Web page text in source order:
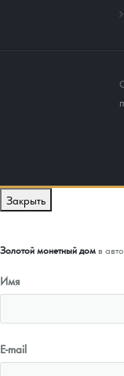
Закрыть
Золотой монетный домв
Имя
E-mail